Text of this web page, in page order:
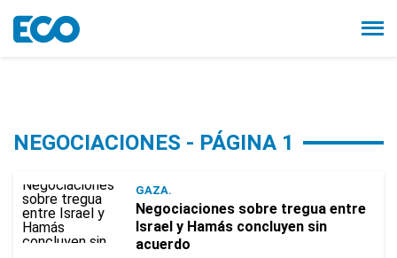
NEGOCIACIONES - PÁGINA 1
GAZA.
Negociaciones sobre tregua entre
Israel y Hamás concluyen sin
acuerdo